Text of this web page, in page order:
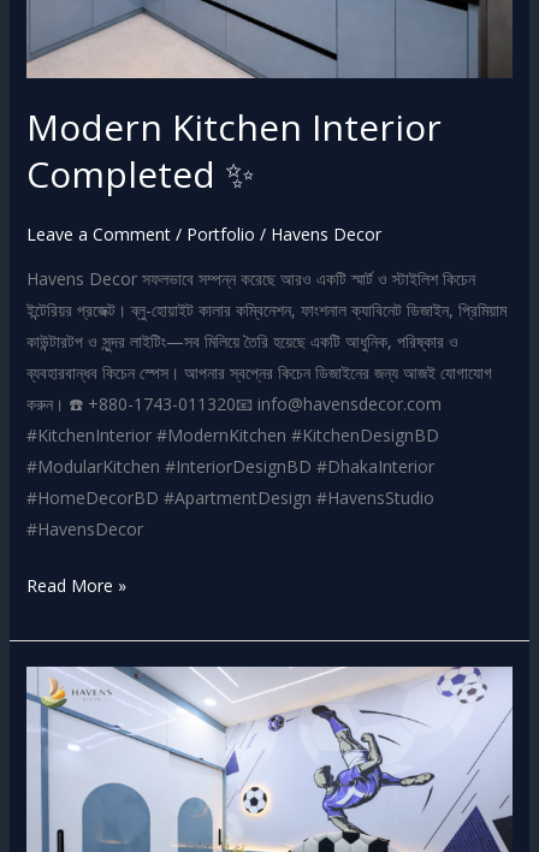
Modern Kitchen Interior
Completed ✨
Leave a Comment / Portfolio / Havens Decor
Havens Decor সফলভাবে সম্পন্ন করেছে আরও একটি স্মার্ট ও স্টাইলিশ কিচেন
ইন্টেরিয়র প্রজেক্ট। ব্লু-হোয়াইট কালার কম্বিনেশন, ফাংশনাল ক্যাবিনেট ডিজাইন, প্রিমিয়াম
কাউন্টারটপ ও সুন্দর লাইটিং—সব মিলিয়ে তৈরি হয়েছে একটি আধুনিক, পরিষ্কার ও
ব্যবহারবান্ধব কিচেন স্পেস। আপনার স্বপ্নের কিচেন ডিজাইনের জন্য আজই যোগাযোগ
করুন। ☎️ +880-1743-011320📧 info@havensdecor.com
#KitchenInterior #ModernKitchen #KitchenDesignBD
#ModularKitchen #InteriorDesignBD #DhakaInterior
#HomeDecorBD #ApartmentDesign #HavensStudio
#HavensDecor
Read More »
Football
Lover’s
Bedroom
Completed